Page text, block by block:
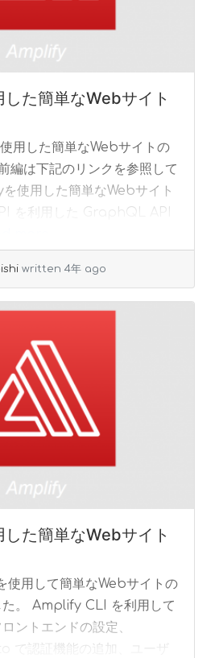
た簡単なWebサイト
用した簡単なWebサイトの
編は下記のリンクを参照して
使用した簡単なWebサイト
を利用した GraphQL API
written 4年 ago
た簡単なWebサイト
用して簡単なWebサイトの
た。 Amplify CLI を利用して
ントエンドの設定、
で認証機能の追加、ユーザ